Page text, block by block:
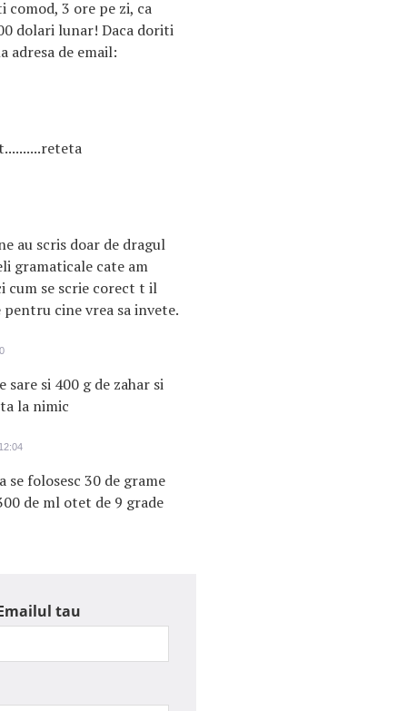
comod, 3 ore pe zi, ca
dolari lunar! Daca doriti
de email:
au scris doar de dragul
gramaticale cate am
cum se scrie corect t il
pentru cine vrea sa invete.
sare si 400 g de zahar si
la nimic
folosesc 30 de grame
de ml otet de 9 grade
tau